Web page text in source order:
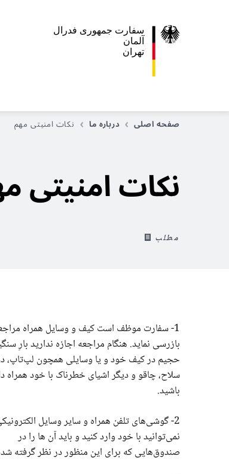
سفارت جمهوری فدرال
آلمان
تهران
صفحه اصلی درباره ما نکات امنیتی مهم
نکات امنیتی
مطلب
1- سفارت موظف است کیف و وسایل همراه
بازرسی نماید. هنگام مراجعه اجازه ندارید بارِ
حجیم در کیف خود و یا وسایلی همچون لپ‌تاپ،
سلاح، چاقو و دیگر اشیای خطرناک با خود همراه
باشید.
2- گوشی‌های تلفن همراه و سایر وسایل
نمی‌توانید با خود وارد کنید و باید آن ها را در
صندوق‌هایی که برای این منظور در نظر گرفته